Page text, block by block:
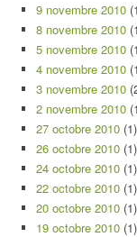
9 novembre 2010
8 novembre 2010
5 novembre 2010
4 novembre 2010
3 novembre 2010
2 novembre 2010
27 octobre 2010 (1)
26 octobre 2010 (1)
24 octobre 2010 (1)
22 octobre 2010 (1)
20 octobre 2010 (1)
19 octobre 2010 (1)